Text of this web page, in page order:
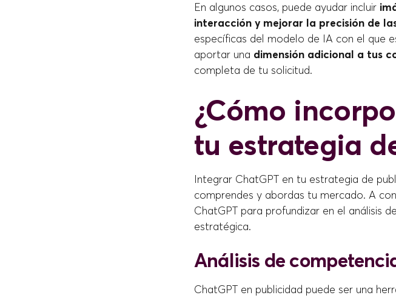
En algunos casos, puede ayudar incluir
interacción y mejorar la precisión de
específicas del modelo de IA con el que
aportar una dimensión adicional a tus
completa de tu solicitud.
¿Cómo
tu estrategia
Integrar ChatGPT en tu estrategia de
comprendes y abordas tu mercado. A
ChatGPT para profundizar en el análisis
estratégica.
Análisis de
ChatGPT en publicidad puede ser una